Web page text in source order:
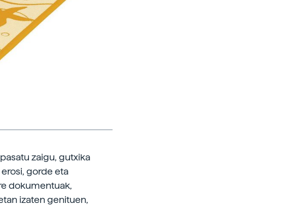
zaigu, gutxika
gorde eta
dokumentuak,
izaten genituen,